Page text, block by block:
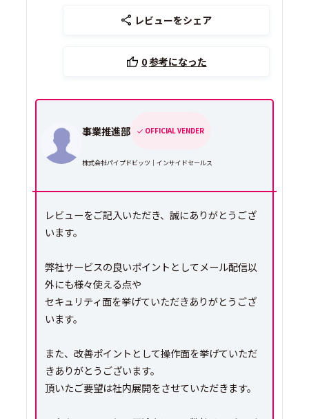
レビューをシェア
0参考になった
事業推進部 OFFICIAL VENDER
株式会社パイプドビッツ｜インサイドセールス
レビューをご記入いただき、誠にありがとうござ
います。
弊社サービスの良いポイントとしてメール配信以
外にも様々使える点や
セキュリティ面を挙げていただきありがとうござ
います。
また、改善ポイントとして操作面を挙げていただ
きありがとうございます。
頂いたご要望は社内展開をさせていただきます。